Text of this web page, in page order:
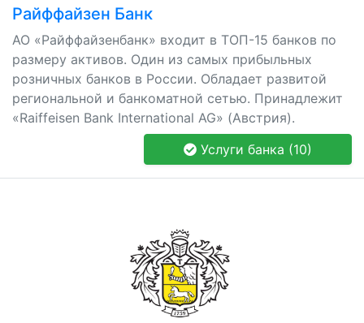
Райффайзен Банк
АО «Райффайзенбанк» входит в ТОП-15 банков по
размеру активов. Один из самых прибыльных
розничных банков в России. Обладает развитой
региональной и банкоматной сетью. Принадлежит
«Raiffeisen Bank International AG» (Австрия).
Услуги банка (10)